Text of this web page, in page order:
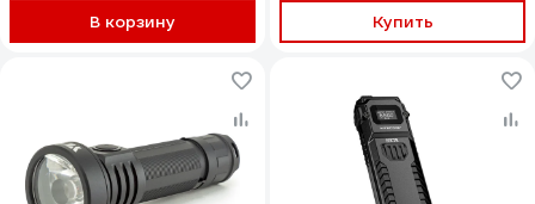
В корзину
Купить